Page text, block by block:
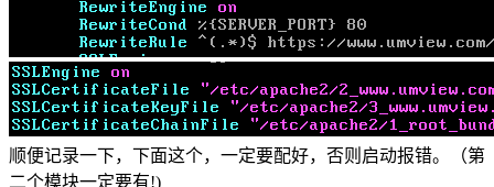
顺便记录一下，下面这个，一定要配好，否则启动报错。（第
二个模块一定要有!)